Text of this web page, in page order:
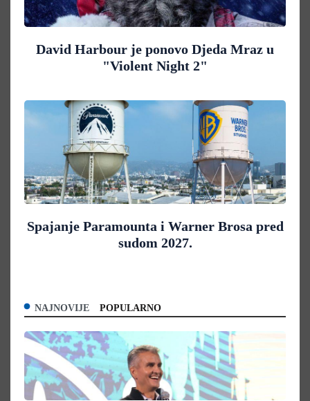
David Harbour je ponovo Djeda Mraz u
"Violent Night 2"
Spajanje Paramounta i Warner Brosa pred
sudom 2027.
NAJNOVIJE POPULARNO